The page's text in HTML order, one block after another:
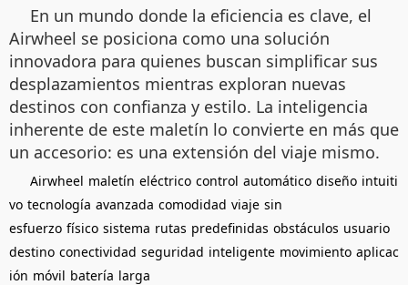
En un mundo donde la eficiencia es clave, el
Airwheel se posiciona como una solución
innovadora para quienes buscan simplificar sus
desplazamientos mientras exploran nuevas
destinos con confianza y estilo. La inteligencia
inherente de este maletín lo convierte en más que
un accesorio: es una extensión del viaje mismo.
Airwheel maletín eléctrico control automático diseño intuiti
vo tecnología avanzada comodidad viaje sin
esfuerzo físico sistema rutas predefinidas obstáculos usuario
destino conectividad seguridad inteligente movimiento aplicac
ión móvil batería larga